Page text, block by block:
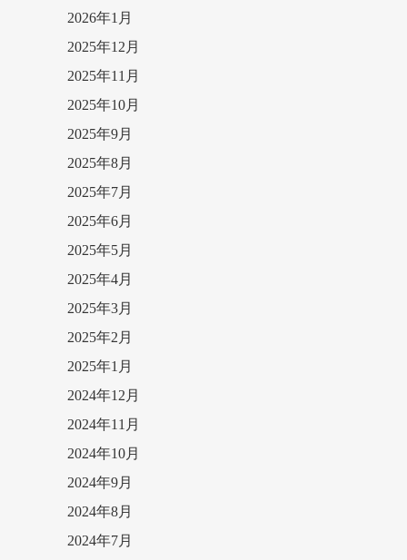
2026年1月
2025年12月
2025年11月
2025年10月
2025年9月
2025年8月
2025年7月
2025年6月
2025年5月
2025年4月
2025年3月
2025年2月
2025年1月
2024年12月
2024年11月
2024年10月
2024年9月
2024年8月
2024年7月